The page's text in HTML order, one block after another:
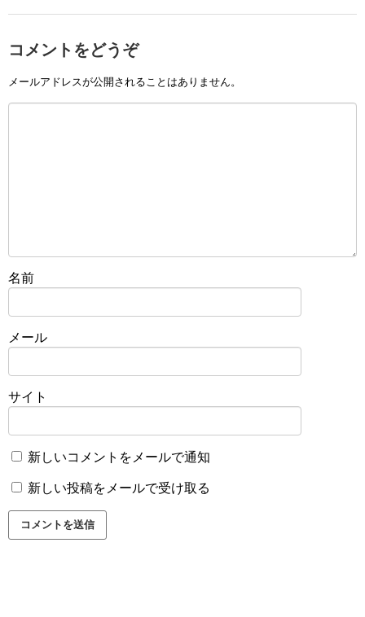
コメントをどうぞ
メールアドレスが公開されることはありません。
名前
メール
サイト
新しいコメントをメールで通知
新しい投稿をメールで受け取る